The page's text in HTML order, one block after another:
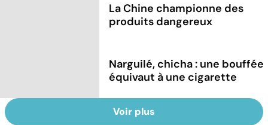
La Chine championne des
produits dangereux
Narguilé, chicha : une bouffée
équivaut à une cigarette
Voir plus